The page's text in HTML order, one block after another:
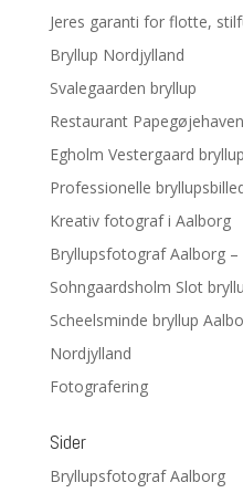
Jeres garanti for flotte,
Bryllup Nordjylland
Svalegaarden bryllup
Restaurant
Egholm Vestergaard bryllup
Professionelle
Kreativ fotograf i Aalborg
Bryllupsfotograf Aalborg
Sohngaardsholm Slot
Scheelsminde bryllup
Nordjylland
Fotografering
Sider
Bryllupsfotograf Aalborg